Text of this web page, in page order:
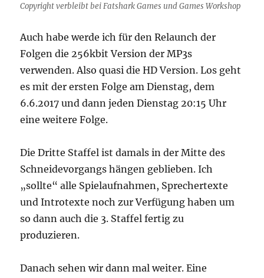
Copyright verbleibt bei Fatshark Games und Games Workshop
Auch habe werde ich für den Relaunch der
Folgen die 256kbit Version der MP3s
verwenden. Also quasi die HD Version. Los geht
es mit der ersten Folge am Dienstag, dem
6.6.2017 und dann jeden Dienstag 20:15 Uhr
eine weitere Folge.
Die Dritte Staffel ist damals in der Mitte des
Schneidevorgangs hängen geblieben. Ich
„sollte“ alle Spielaufnahmen, Sprechertexte
und Introtexte noch zur Verfügung haben um
so dann auch die 3. Staffel fertig zu
produzieren.
Danach sehen wir dann mal weiter. Eine